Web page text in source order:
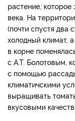
растение,
века. На
(почти спустя два
холодный климат,
в корне
с А.Т. Болотовым,
с помощью
климатичскими
выращивать
вкусовыми